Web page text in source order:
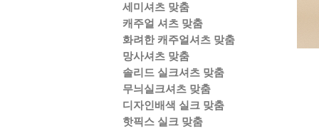
세미셔츠 맞춤
캐주얼 셔츠 맞춤
화려한 캐주얼셔츠 맞춤
망사셔츠 맞춤
솔리드 실크셔츠 맞춤
무늬실크셔츠 맞춤
디자인배색 실크 맞춤
핫픽스 실크 맞춤